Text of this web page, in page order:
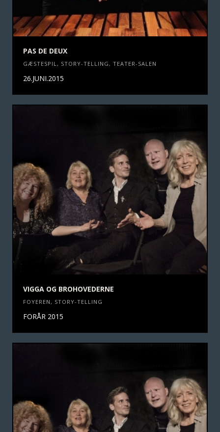
PAS DE DEUX
GÆSTESPIL, STORY-TELLING, TEATER-SALEN
26.JUNI.2015
VIGGA OG BROHOVEDERNE
FOYEREN , STORY-TELLING
FORÅR 2015